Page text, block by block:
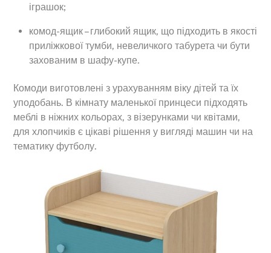
іграшок;
комод-ящик – глибокий ящик, що підходить в якості
приліжкової тумби, невеличкого табурета чи бути
захованим в шафу-купе.
Комоди виготовлені з урахуванням віку дітей та їх
уподобань. В кімнату маленької принцеси підходять
меблі в ніжних кольорах, з візерунками чи квітами,
для хлопчиків є цікаві рішення у вигляді машин чи на
тематику футболу.